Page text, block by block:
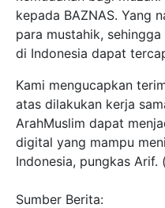
kepada BAZNAS. Yang
para mustahik,
di Indonesia dapat
Kami mengucapkan
atas dilakukan kerja
ArahMuslim dapat
digital yang mampu
Indonesia, pungkas Arif.
Sumber Berita: